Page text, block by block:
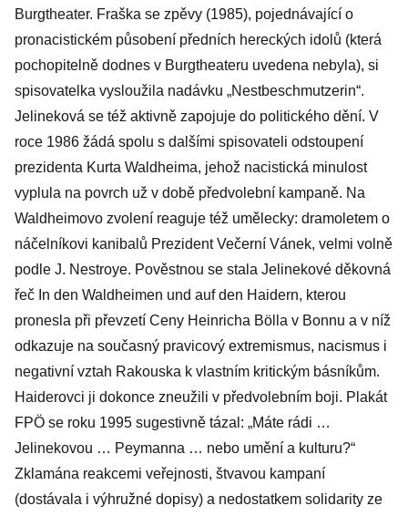
Burgtheater. Fraška se zpěvy (1985), pojednávající o
pronacistickém působení předních hereckých idolů (která
pochopitelně dodnes v Burgtheateru uvedena nebyla), si
spisovatelka vysloužila nadávku „Nestbeschmutzerin“.
Jelineková se též aktivně zapojuje do politického dění. V
roce 1986 žádá spolu s dalšími spisovateli odstoupení
prezidenta Kurta Waldheima, jehož nacistická minulost
vyplula na povrch už v době předvolební kampaně. Na
Waldheimovo zvolení reaguje též umělecky: dramoletem o
náčelníkovi kanibalů Prezident Večerní Vánek, velmi volně
podle J. Nestroye. Pověstnou se stala Jelinekové děkovná
řeč In den Waldheimen und auf den Haidern, kterou
pronesla při převzetí Ceny Heinricha Bölla v Bonnu a v níž
odkazuje na současný pravicový extremismus, nacismus i
negativní vztah Rakouska k vlastním kritickým básníkům.
Haiderovci ji dokonce zneužili v předvolebním boji. Plakát
FPÖ se roku 1995 sugestivně tázal: „Máte rádi …
Jelinekovou … Peymanna … nebo umění a kulturu?“
Zklamána reakcemi veřejnosti, štvavou kampaní
(dostávala i výhružné dopisy) a nedostatkem solidarity ze